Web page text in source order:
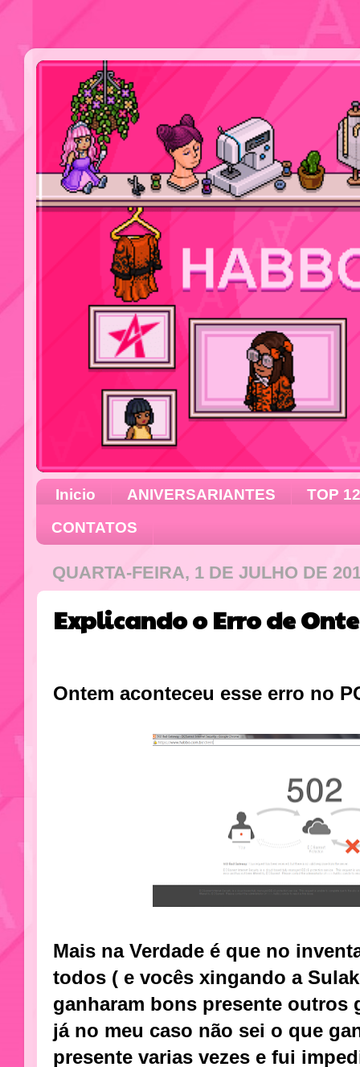
Inicio ANIVERSARIANTES
TOP 12
CONTATOS
QUARTA-FEIRA, 1 DE JULHO DE
Explicando o Erro de
Ontem aconteceu esse erro no
Mais na Verdade é que no
todos ( e vocês xingando a
ganharam bons presente outros
já no meu caso não sei o que
presente varias vezes e fui